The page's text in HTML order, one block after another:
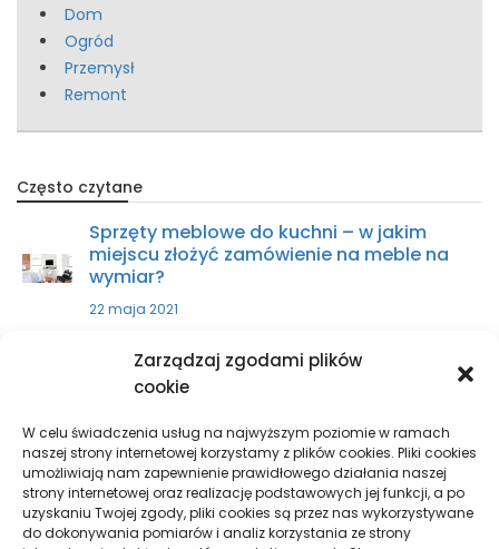
Zarządzaj zgodami plików
cookie
W celu świadczenia usług na najwyższym poziomie w ramach
naszej strony internetowej korzystamy z plików cookies. Pliki cookies
umożliwiają nam zapewnienie prawidłowego działania naszej
strony internetowej oraz realizację podstawowych jej funkcji, a po
uzyskaniu Twojej zgody, pliki cookies są przez nas wykorzystywane
do dokonywania pomiarów i analiz korzystania ze strony
Dom
Ogród
Przemysł
Remont
Często czytane
Sprzęty meblowe do kuchni – w jakim
miejscu złożyć zamówienie na meble na
wymiar?
22 maja 2021
Zakup części do ciągnika – w jakim
miejscu kupić?
9 kwietnia 2021
Sprzęty skrawające – wszystko, co
musisz wiedzieć